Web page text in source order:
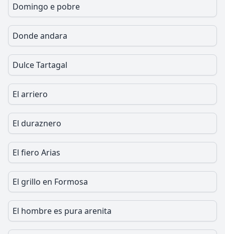
Domingo e pobre
Donde andara
Dulce Tartagal
El arriero
El duraznero
El fiero Arias
El grillo en Formosa
El hombre es pura arenita